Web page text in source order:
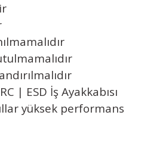
| ESD İş Ayakkabısı
yüksek performans